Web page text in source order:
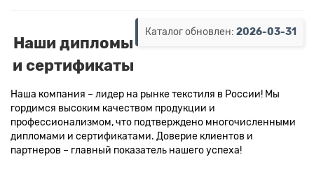
Каталог обновлен: 2026-03-31
Наши дипломы
и сертификаты
Наша компания – лидер на рынке текстиля в России! Мы
гордимся высоким качеством продукции и
профессионализмом, что подтверждено многочисленными
дипломами и сертификатами. Доверие клиентов и
партнеров – главный показатель нашего успеха!